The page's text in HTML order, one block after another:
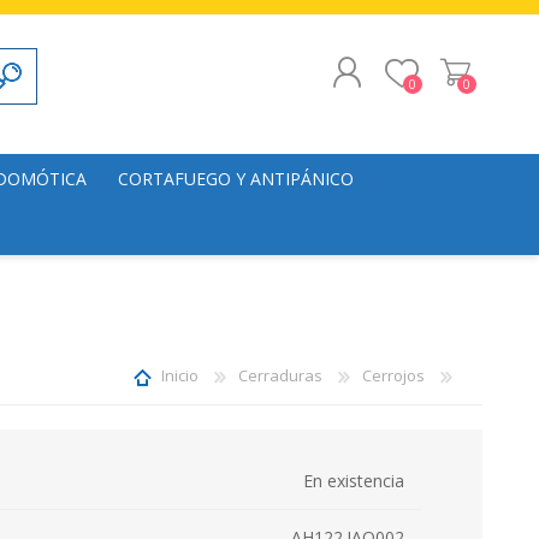
REGISTRO
0 0
CORTAFUEGO Y ANTIPÁNICO
Puertas
Inicio Cerraduras Cerrojos
En existencia